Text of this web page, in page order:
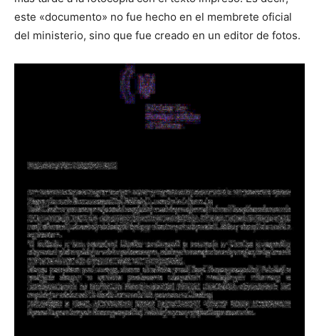
este «documento» no fue hecho en el membrete oficial
del ministerio, sino que fue creado en un editor de fotos.